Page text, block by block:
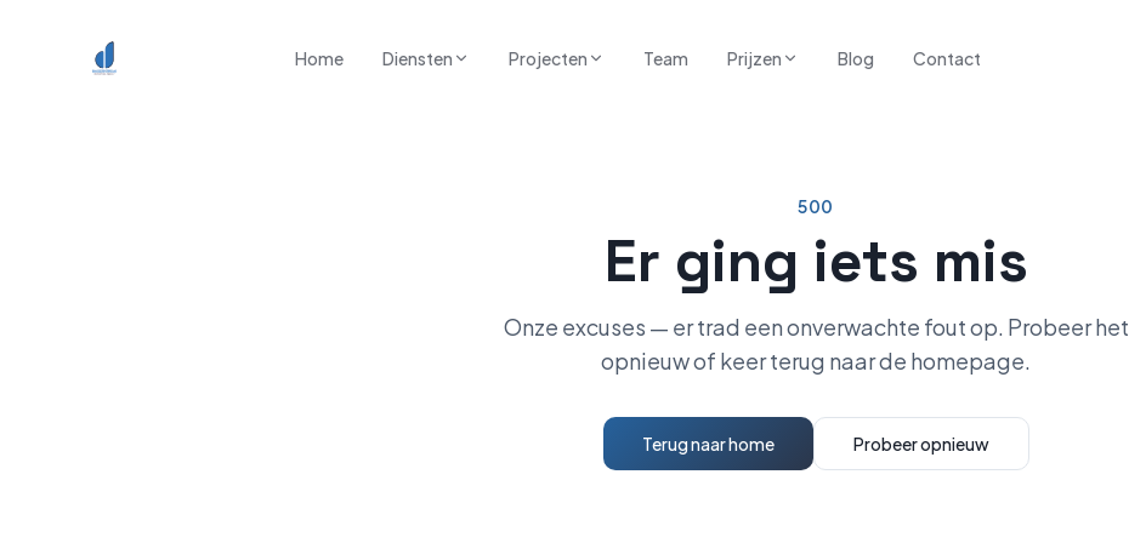
Home Diensten Projecten Team Prijzen Blog Contact
500
Er ging iets mis
Onze excuses — er trad een onverwachte fout op. Probeer het
opnieuw of keer terug naar de homepage.
Terug naar home Probeer opnieuw